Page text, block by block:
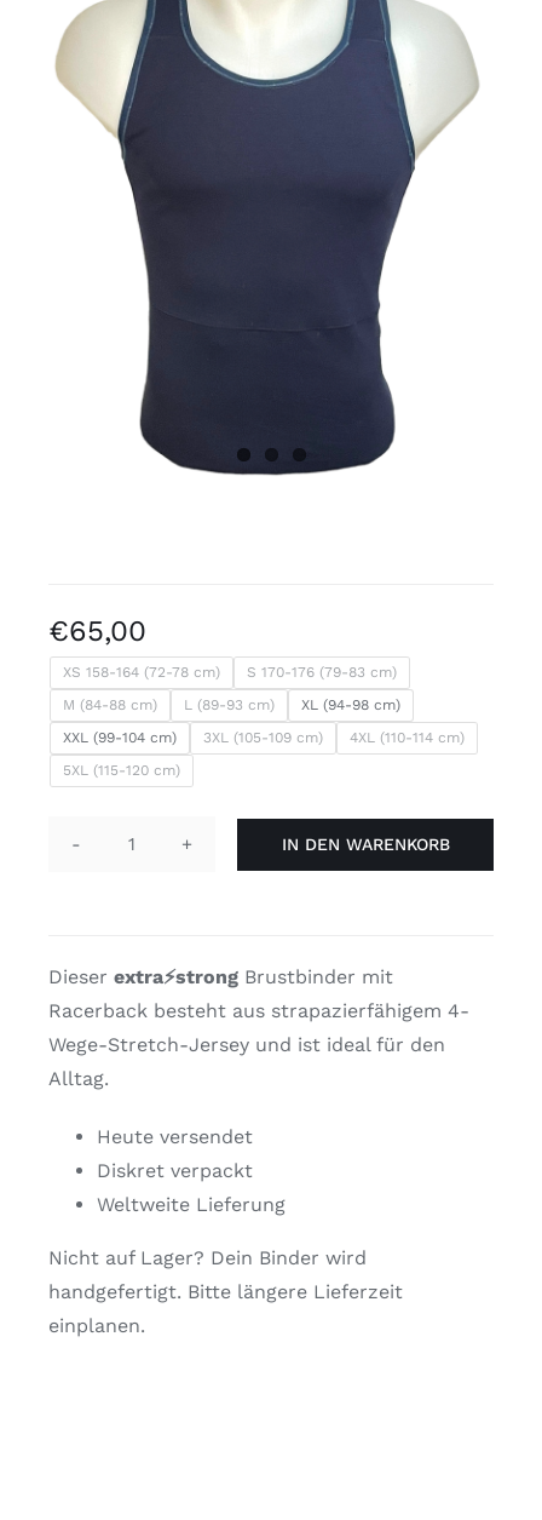
Kostenlose Binder
€65,00
XS 158-164 (72-78 cm)
S 170-176 (79-83 cm)
M (84-88 cm)
L (89-93 cm)
XL (94-98 cm)
XXL (99-104 cm)
3XL (105-109 cm)
4XL (110-114 cm)
5XL (115-120 cm)
–
Racerback
Menge
IN DEN WARENKORB
Dieser extra⚡strongBrustbinder mit
Racerback besteht aus strapazierfähigem 4-
Wege-Stretch-Jersey und ist ideal für den
Alltag.
Heute versendet
Diskret verpackt
Weltweite Lieferung
Nicht auf Lager? Dein Binder wird
handgefertigt. Bitte längere Lieferzeit
einplanen.